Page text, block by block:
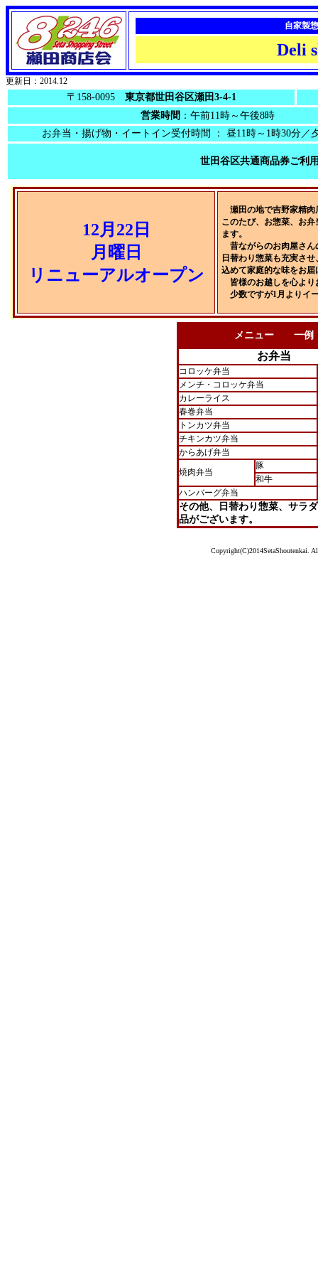
自家製
Deli
更新日：2014.12
〒158-0095 東京都世田谷区瀬田3-4-1
営業時間 ：午前11時～午後8時
お弁当・揚げ物・イートイン受付時間 ： 昼11時～1時30分／
世田谷区共通商品券ご利
12月22日
月曜日
リニューアルオープン
瀬田の地で吉野家精肉
このたび、お惣菜、お
ます。
昔ながらのお肉屋さん
日替わり惣菜も充実さ
込めて家庭的な味をお
皆様のお越しを心より
少数ですが1月よりイ
メニュー 一例
お弁当
コロッケ弁当
メンチ・コロッケ弁当
カレーライス
春巻弁当
トンカツ弁当
チキンカツ弁当
からあげ弁当
焼肉弁当
豚
和牛
ハンバーグ弁当
その他、日替わり惣菜、サラ
品がございます。
Copyright(C)2014SetaShoutenkai.